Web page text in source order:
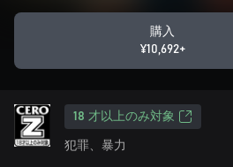
購入
¥10,692+
18 才以上のみ対象
犯罪、暴力